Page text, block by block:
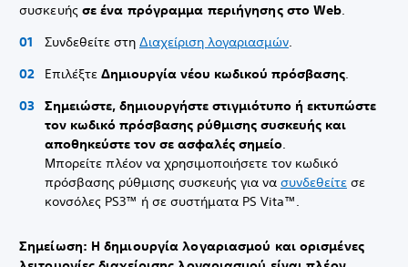
συσκευής σε ένα πρόγραμμα περιήγησης στο Web.
Συνδεθείτε στη Διαχείριση λογαριασμών.
Επιλέξτε Δημιουργία νέου κωδικού πρόσβασης.
Σημειώστε, δημιουργήστε στιγμιότυπο ή εκτυπώστε
τον κωδικό πρόσβασης ρύθμισης συσκευής και
αποθηκεύστε τον σε ασφαλές σημείο.
Μπορείτε πλέον να χρησιμοποιήσετε τον κωδικό
πρόσβασης ρύθμισης συσκευής για να συνδεθείτε σε
κονσόλες PS3™ ή σε συστήματα PS Vita™.
Σημείωση: Η δημιουργία λογαριασμού και ορισμένες